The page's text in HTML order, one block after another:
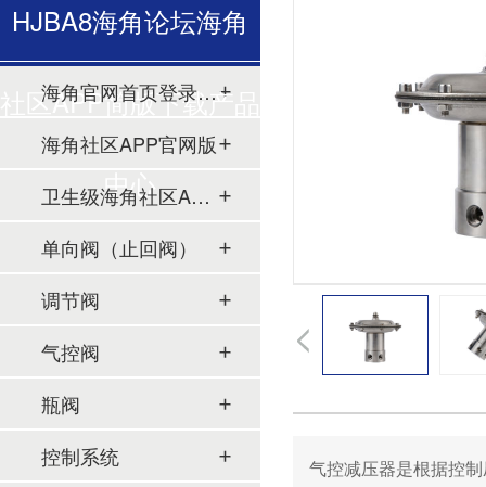
气控减压器是根据控制压
HJBA8海角论坛海角
社区APP简版下载产品
中心
海角官网首页登录入口
海角社区APP官网版
卫生级海角社区APP简版下载
单向阀（止回阀）
调节阀
气控阀
瓶阀
控制系统